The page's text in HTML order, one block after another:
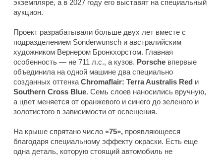
экземпляре, а в 2027 году его выставят на специальный
аукцион.
Проект разрабатывали больше двух лет вместе с
подразделением Sonderwunsch и австралийским
художником Вернером Бронкхорстом. Главная
особенность — не 711 л.с., а кузов. Porsche впервые
объединила на одной машине два специально
созданных оттенка Chromaflair: Terra Australis Red и
Southern Cross Blue. Семь слоев наносились вручную,
а цвет меняется от оранжевого и синего до зеленого и
золотистого в зависимости от освещения.
На крыше спрятано число «75», проявляющееся
благодаря специальному эффекту окраски. Есть еще
одна деталь, которую стоящий автомобиль не